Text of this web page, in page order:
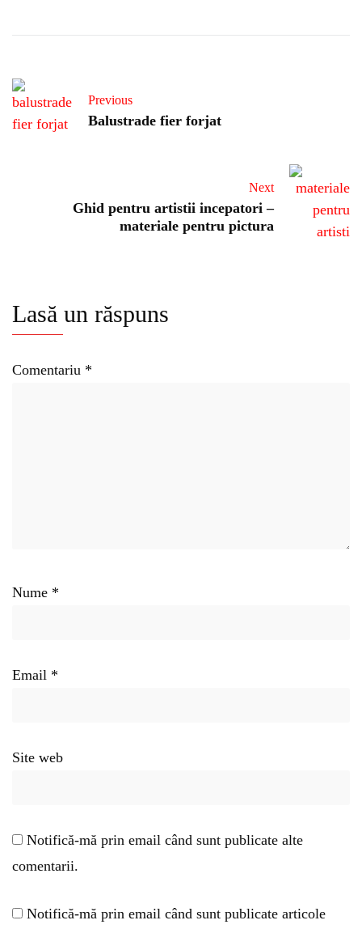
Previous
Balustrade fier forjat
Next
Ghid pentru artistii incepatori –
materiale pentru pictura
Lasă un răspuns
Comentariu *
Nume *
Email *
Site web
Notifică-mă prin email când sunt publicate alte
comentarii.
Notifică-mă prin email când sunt publicate articole